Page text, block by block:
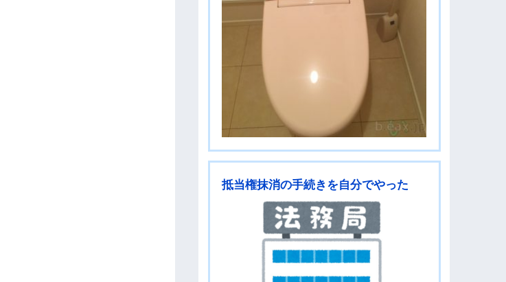
抵当権抹消の手続きを自分でやった